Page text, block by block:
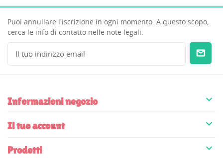
Puoi annullare l'iscrizione in ogni momento. A questo scopo,
cerca le info di contatto nelle note legali.
Informazioni negozio 
Il tuo account 
Prodotti 